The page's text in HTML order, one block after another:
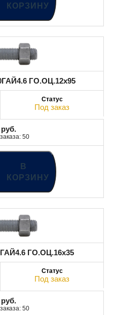
КОРЗИНУ
ГО.ОЦ.12x95
Под заказ
руб.
50
В
КОРЗИНУ
ГО.ОЦ.16x35
Под заказ
руб.
50